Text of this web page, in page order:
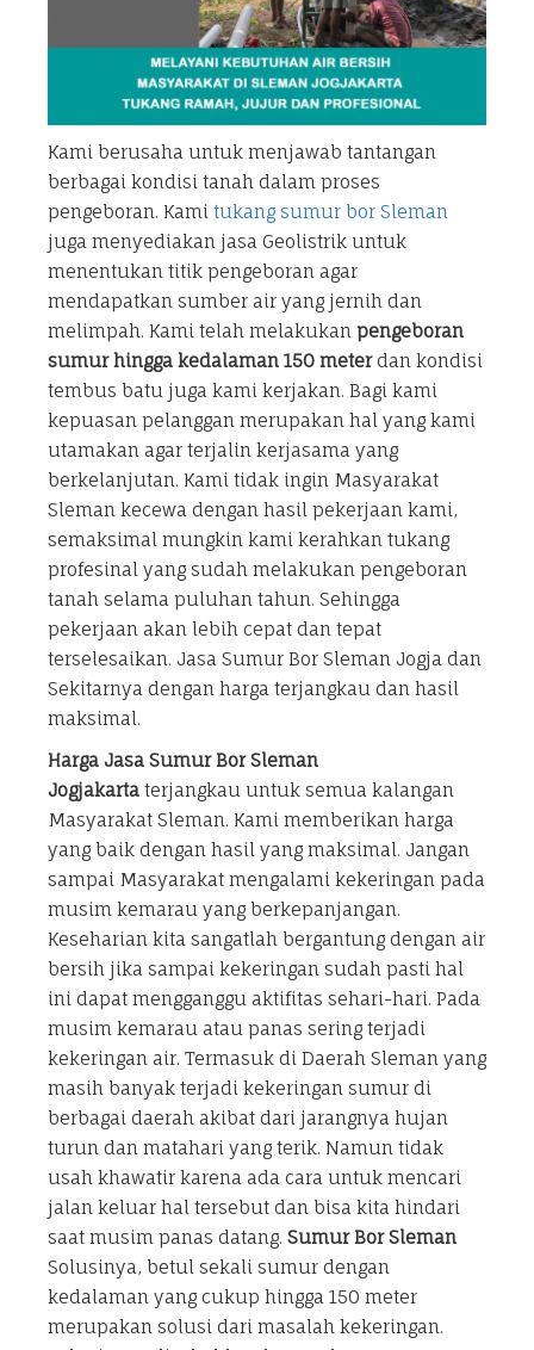
Kami berusaha untuk menjawab tantangan
berbagai kondisi tanah dalam proses
pengeboran. Kami tukang sumur bor Sleman
juga menyediakan jasa Geolistrik untuk
menentukan titik pengeboran agar
mendapatkan sumber air yang jernih dan
melimpah. Kami telah melakukan pengeboran
sumur hingga kedalaman 150 meterdan kondisi
tembus batu juga kami kerjakan. Bagi kami
kepuasan pelanggan merupakan hal yang kami
utamakan agar terjalin kerjasama yang
berkelanjutan. Kami tidak ingin Masyarakat
Sleman kecewa dengan hasil pekerjaan kami,
semaksimal mungkin kami kerahkan tukang
profesinal yang sudah melakukan pengeboran
tanah selama puluhan tahun. Sehingga
pekerjaan akan lebih cepat dan tepat
terselesaikan. Jasa Sumur Bor Sleman Jogja dan
Sekitarnya dengan harga terjangkau dan hasil
maksimal.
Harga Jasa Sumur Bor Sleman
Jogjakarta terjangkau untuk semua kalangan
Masyarakat Sleman. Kami memberikan harga
yang baik dengan hasil yang maksimal. Jangan
sampai Masyarakat mengalami kekeringan pada
musim kemarau yang berkepanjangan.
Keseharian kita sangatlah bergantung dengan air
bersih jika sampai kekeringan sudah pasti hal
ini dapat mengganggu aktifitas sehari-hari. Pada
musim kemarau atau panas sering terjadi
kekeringan air. Termasuk di Daerah Sleman yang
masih banyak terjadi kekeringan sumur di
berbagai daerah akibat dari jarangnya hujan
turun dan matahari yang terik. Namun tidak
usah khawatir karena ada cara untuk mencari
jalan keluar hal tersebut dan bisa kita hindari
saat musim panas datang. Sumur Bor Sleman
Solusinya, betul sekali sumur dengan
kedalaman yang cukup hingga 150 meter
merupakan solusi dari masalah kekeringan.